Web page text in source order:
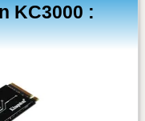
KC3000 :